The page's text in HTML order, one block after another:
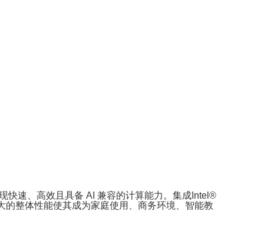
快速、高效且具备 AI 兼容的计算能力。集成Intel®
整体性能使其成为家庭使用、商务环境、智能教